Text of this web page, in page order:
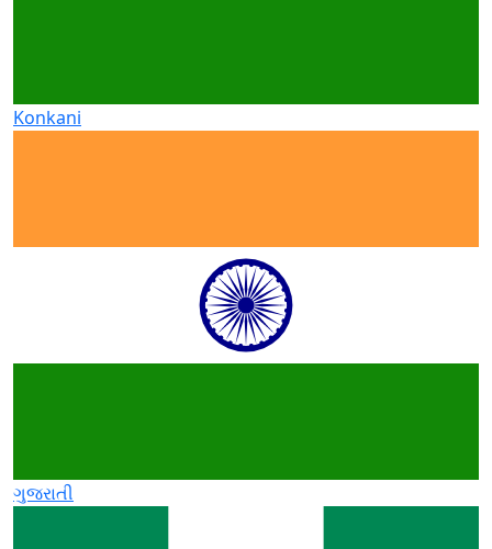
Konkani
ગુજરાતી